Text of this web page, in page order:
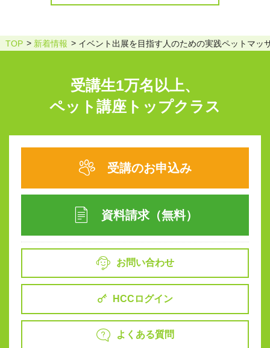
TOP 新着情報 イベント出展を目指す人のための実践ペットマッ
受講生1万名以上、
ペット講座トップクラス
受講のお申込み
資料請求（無料）
お問い合わせ
HCCログイン
よくある質問